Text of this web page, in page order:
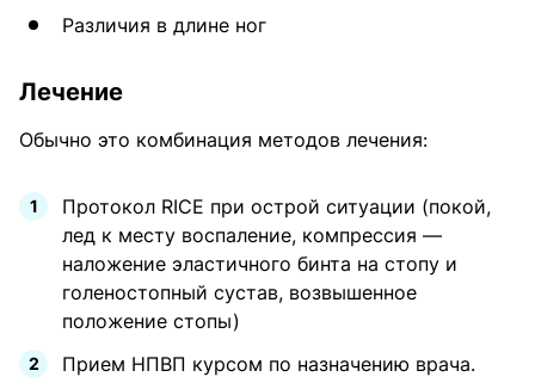
Различия в длине ног
Лечение
Обычно это комбинация методов лечения:
Протокол RICE при острой ситуации (покой,
лед к месту воспаление, компрессия —
наложение эластичного бинта на стопу и
голеностопный сустав, возвышенное
положение стопы)
Прием НПВП курсом по назначению врача.